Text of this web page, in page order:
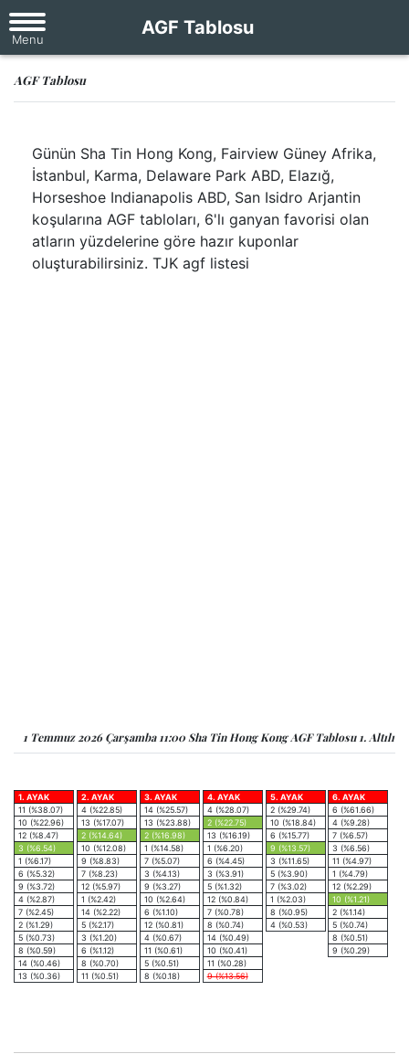
AGF Tablosu
AGF Tablosu
Günün Sha Tin Hong Kong, Fairview Güney Afrika,
İstanbul, Karma, Delaware Park ABD, Elazığ,
Horseshoe Indianapolis ABD, San Isidro Arjantin
koşularına AGF tabloları, 6'lı ganyan favorisi olan
atların yüzdelerine göre hazır kuponlar
oluşturabilirsiniz. TJK agf listesi
1 Temmuz 2026 Çarşamba 11:00 Sha Tin Hong Kong AGF Tablosu 1. Altılı
1. AYAK
11 (%38.07)
10 (%22.96)
12 (%8.47)
3 (%6.54)
1 (%6.17)
6 (%5.32)
9 (%3.72)
4 (%2.87)
7 (%2.45)
2 (%1.29)
5 (%0.73)
8 (%0.59)
14 (%0.46)
13 (%0.36)
2. AYAK
4 (%22.85)
13 (%17.07)
2 (%14.64)
10 (%12.08)
9 (%8.83)
7 (%8.23)
12 (%5.97)
1 (%2.42)
14 (%2.22)
5 (%2.17)
3 (%1.20)
6 (%1.12)
8 (%0.70)
11 (%0.51)
3. AYAK
14 (%25.57)
13 (%23.88)
2 (%16.98)
1 (%14.58)
7 (%5.07)
3 (%4.13)
9 (%3.27)
10 (%2.64)
6 (%1.10)
12 (%0.81)
4 (%0.67)
11 (%0.61)
5 (%0.51)
8 (%0.18)
4. AYAK
4 (%28.07)
2 (%22.75)
13 (%16.19)
1 (%6.20)
6 (%4.45)
3 (%3.91)
5 (%1.32)
12 (%0.84)
7 (%0.78)
8 (%0.74)
14 (%0.49)
10 (%0.41)
11 (%0.28)
9 (%13.56)
5. AYAK
2 (%29.74)
10 (%18.84)
6 (%15.77)
9 (%13.57)
3 (%11.65)
5 (%3.90)
7 (%3.02)
1 (%2.03)
8 (%0.95)
4 (%0.53)
6. AYAK
6 (%61.66)
4 (%9.28)
7 (%6.57)
3 (%6.56)
11 (%4.97)
1 (%4.79)
12 (%2.29)
10 (%1.21)
2 (%1.14)
5 (%0.74)
8 (%0.51)
9 (%0.29)